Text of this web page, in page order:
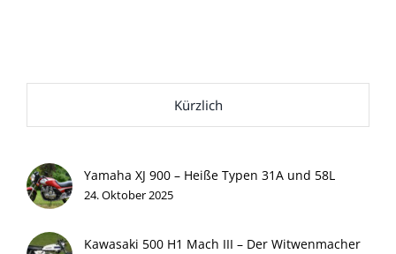
Kürzlich
Yamaha XJ 900 – Heiße Typen 31A und 58L
24. Oktober 2025
Kawasaki 500 H1 Mach III – Der Witwenmacher